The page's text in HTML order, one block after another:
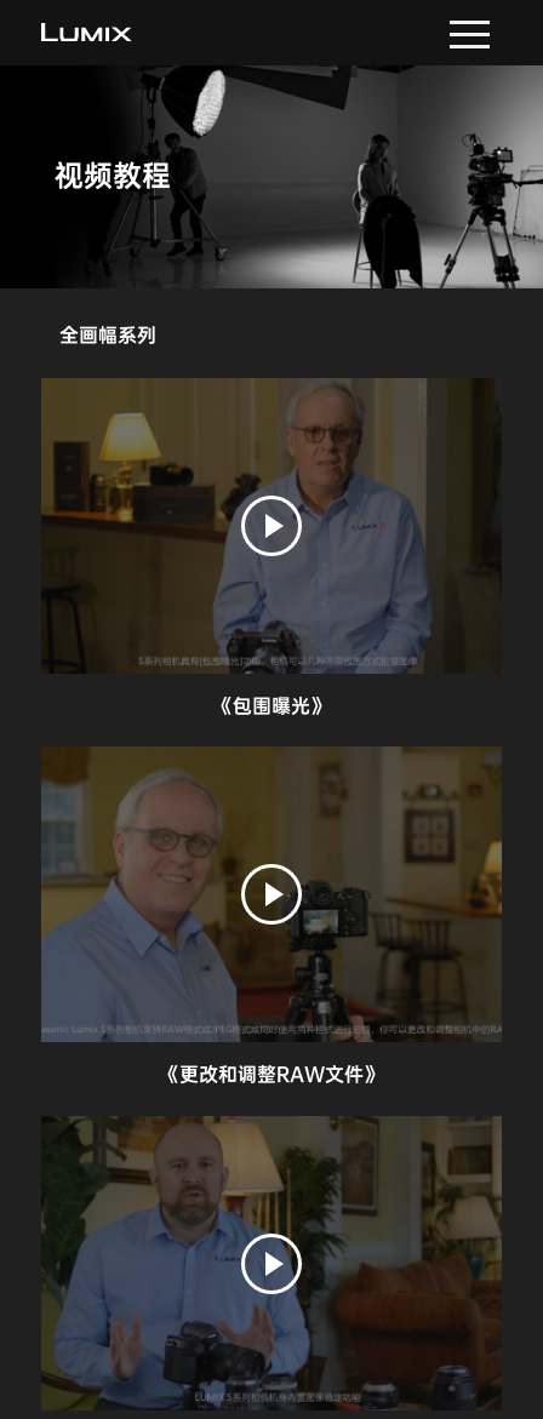
视频教程
全画幅系列
《包围曝光》
《更改和调整RAW文件》